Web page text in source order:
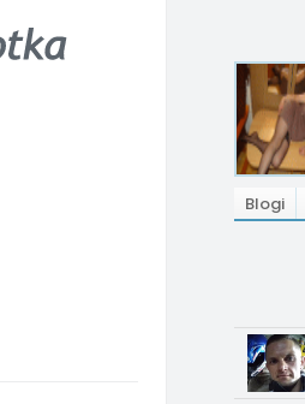
Blogi